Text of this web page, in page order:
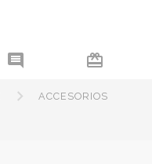
comment card_giftcard
ACCESORIOS